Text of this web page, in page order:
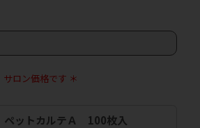
ロン価格です ＊
ペットカルテＡ 100枚入